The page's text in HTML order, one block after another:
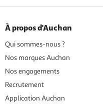
À propos d'Auchan
Qui sommes-nous ?
Nos marques Auchan
Nos engagements
Recrutement
Application Auchan